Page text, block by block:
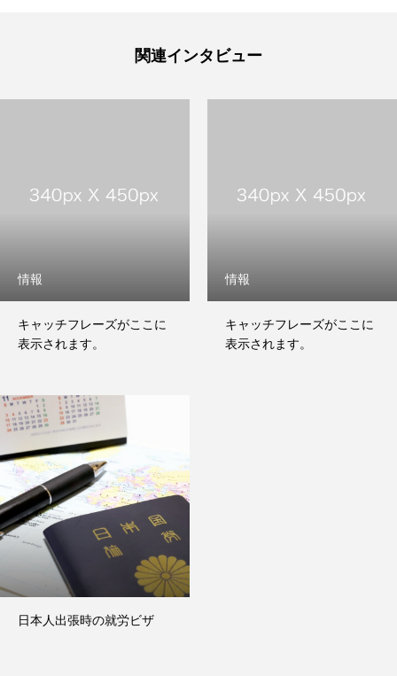
関連インタビュー
情報
キャッチフレーズがここに
表示されます。
情報
キャッチフレーズがここに
表示されます。
日本人出張時の就労ビザ